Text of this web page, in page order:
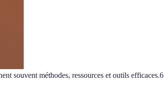
souvent méthodes, ressources et outils efficaces.6